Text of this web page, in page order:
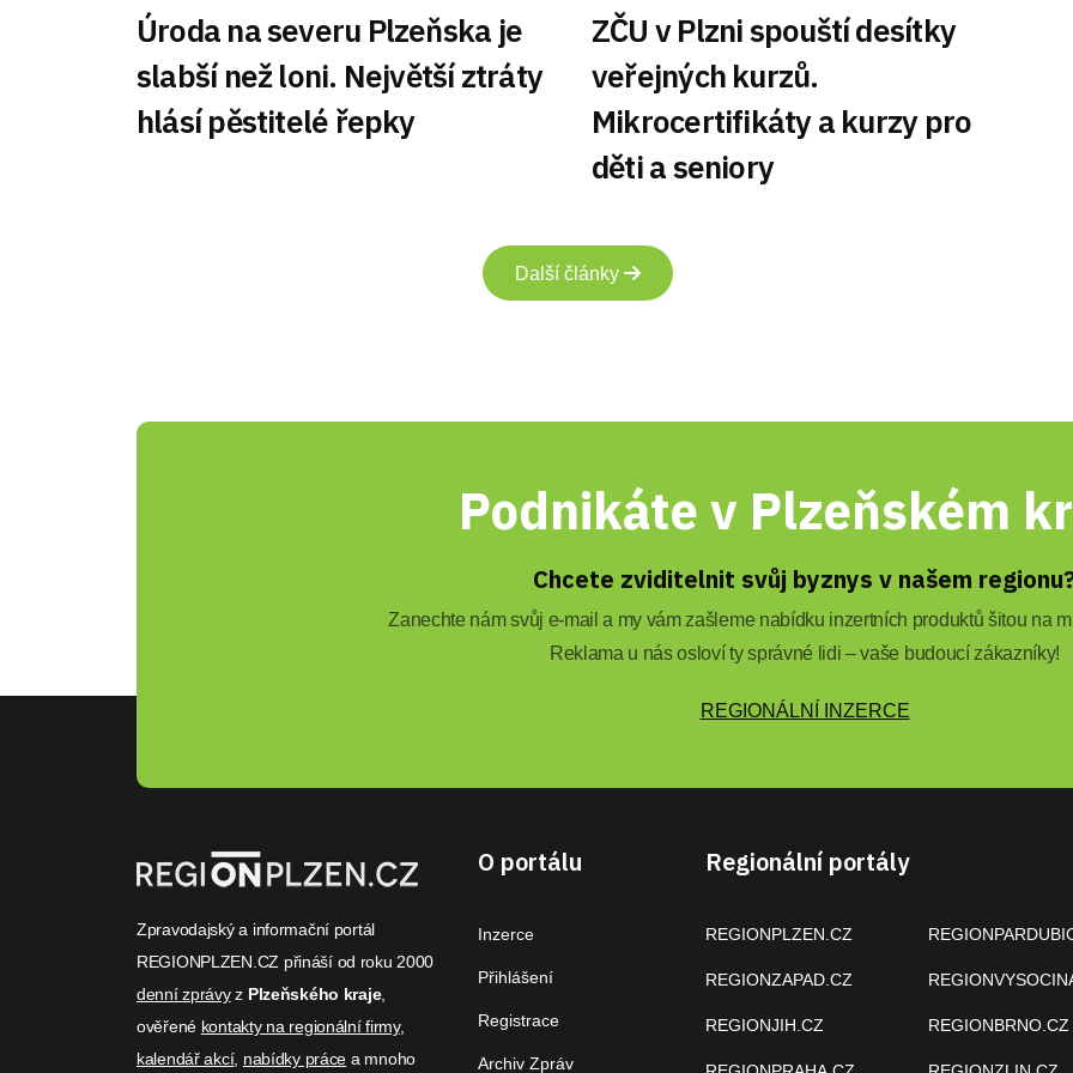
Úroda na severu Plzeňska je
slabší než loni. Největší ztráty
hlásí pěstitelé řepky
ZČU v Plzni spouští desítky
veřejných kurzů.
Mikrocertifikáty a kurzy pro
děti a seniory
Další články
Podnikáte v Plzeňském
Chcete zviditelnit svůj byznys v našem
Zanechte nám svůj e-mail a my vám zašleme nabídku inzertních produktů šitou na
Reklama u nás osloví ty správné lidi – vaše budoucí zákazníky!
REGIONÁLNÍ INZERCE
Zpravodajský a informační portál
REGIONPLZEN.CZ přináší od roku 2000
denní zprávyz Plzeňského kraje,
ověřené kontakty na regionální firmy,
kalendář akcí, nabídky práce a mnoho
O portálu
Inzerce
Přihlášení
Registrace
Archiv Zpráv
Regionální portály
REGIONPLZEN.CZ
REGIONZAPAD.CZ
REGIONJIH.CZ REGIONBRNO.CZ